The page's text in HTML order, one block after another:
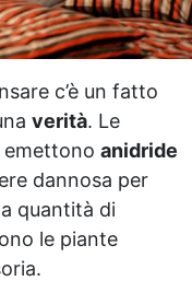
c’è un fatto
verità. Le
anidride
dannosa per
quantità di
le piante